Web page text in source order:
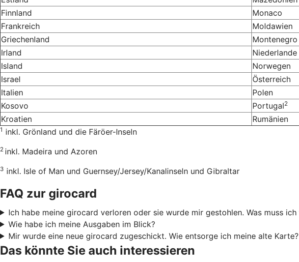
Finnland
Monaco
Frankreich
Moldawien
Griechenland
Montenegro
Irland
Niederlande
Island
Norwegen
Israel
Österreich
Italien Polen
Kosovo
Portugal2
Kroatien Rumänien
1 inkl. Grönland und die Färöer-Inseln
2 inkl. Madeira und Azoren
3 inkl. Isle of Man und Guernsey/Jersey/Kanalinseln und Gibraltar
FAQ zur girocard
Ich habe meine girocard verloren oder sie wurde mir gestohlen. Was muss ich
Wie habe ich meine Ausgaben im Blick?
Mir wurde eine neue girocard zugeschickt. Wie entsorge ich meine alte Karte?
Das könnte Sie auch interessieren